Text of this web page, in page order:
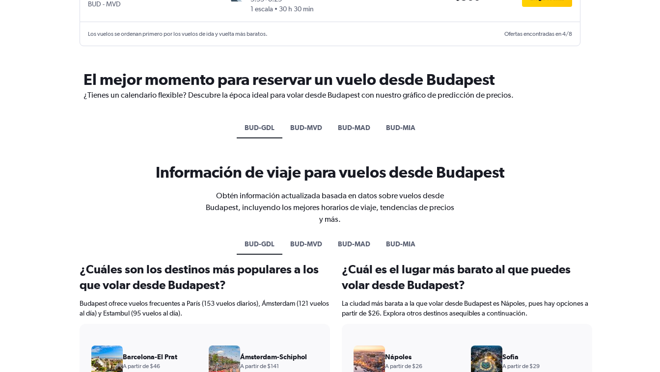
BUD -MVD
1 escala
30 h 30 min
Los vuelos se ordenan primero por los vuelos de ida y vuelta más baratos. Ofertas encontradas en 4/8
El mejor momento para reservar un vuelo desde Budapest
¿Tienes un calendario flexible? Descubre la época ideal para volar desde Budapest con nuestro gráfico de predicción de precios.
BUD-GDL BUD-MVD BUD-MAD BUD-MIA
Información de viaje para vuelos desde Budapest
Obtén información actualizada basada en datos sobre vuelos desde
Budapest, incluyendo los mejores horarios de viaje, tendencias de precios
y más.
BUD-GDL BUD-MVD BUD-MAD BUD-MIA
¿Cuáles son los destinos más populares a los
que volar desde Budapest?
Budapest ofrece vuelos frecuentes a París (153 vuelos diarios), Ámsterdam (121 vuelos
al día) y Estambul (95 vuelos al día).
Barcelona-El Prat
A partir de $46
Ámsterdam-Schiphol
A partir de $141
¿Cuál es el lugar más barato al que puedes
volar desde Budapest?
La ciudad más barata a la que volar desde Budapest es Nápoles, pues hay opciones a
partir de $26. Explora otros destinos asequibles a continuación.
Nápoles
A partir de $26
Sofia
A partir de $29